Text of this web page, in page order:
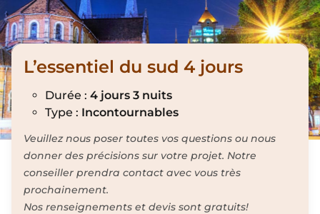
L’essentiel du sud 4 jours
Durée : 4 jours 3 nuits
Type : Incontournables
Veuillez nous poser toutes vos questions ou nous
donner des précisions sur votre projet. Notre
conseiller prendra contact avec vous très
prochainement.
Nos renseignements et devis sont gratuits!